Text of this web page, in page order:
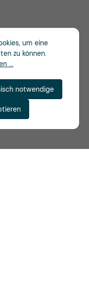
um eine
zu können.
...
notwendige